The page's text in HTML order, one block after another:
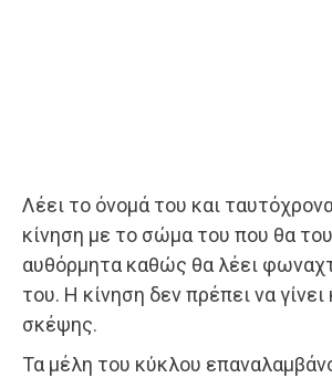
Λέει το όνομά του και
κίνηση με το σώμα του που θα
αυθόρμητα καθώς θα λέει
του. Η κίνηση δεν πρέπει να γίνει
σκέψης.
Τα μέλη του κύκλου